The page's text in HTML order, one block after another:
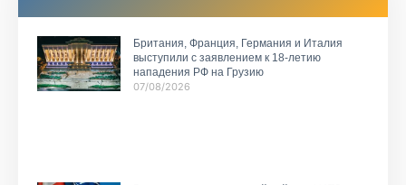
Британия, Франция, Германия и Италия
выступили с заявлением к 18-летию
нападения РФ на Грузию
07/08/2026